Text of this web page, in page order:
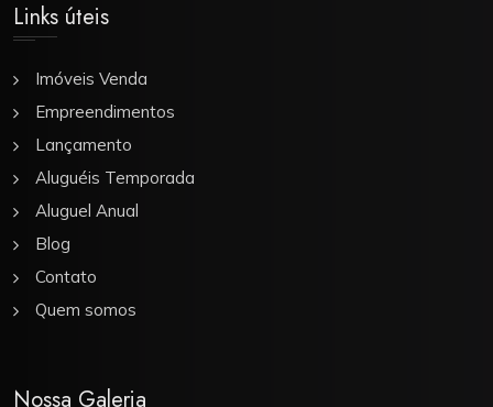
Links úteis
Imóveis Venda
Empreendimentos
Lançamento
Aluguéis Temporada
Aluguel Anual
Blog
Contato
Quem somos
Nossa Galeria